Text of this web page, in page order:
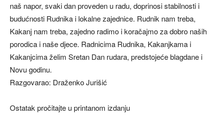
naš napor, svaki dan proveden u radu, doprinosi stabilnosti i
budućnosti Rudnika i lokalne zajednice. Rudnik nam treba,
Kakanj nam treba, zajedno radimo i koračajmo za dobro naših
porodica i naše djece. Radnicima Rudnika, Kakanjkama i
Kakanjcima želim Sretan Dan rudara, predstojeće blagdane i
Novu godinu.
Razgovarao: Draženko Jurišić
Ostatak pročitajte u printanom izdanju